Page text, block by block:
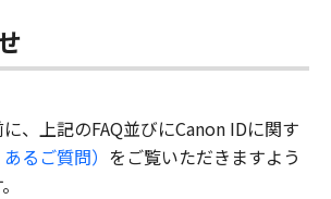
、上記のFAQ並びにCanon IDに関す
るご質問） をご覧いただきますよう